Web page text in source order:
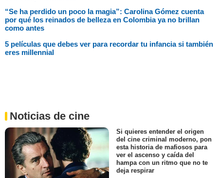
“Se ha perdido un poco la magia”: Carolina Gómez cuenta
por qué los reinados de belleza en Colombia ya no brillan
como antes
5 películas que debes ver para recordar tu infancia si también
eres millennial
Noticias de cine
Si quieres entender el origen
del cine criminal moderno, pon
esta historia de mafiosos para
ver el ascenso y caída del
hampa con un ritmo que no te
deja respirar